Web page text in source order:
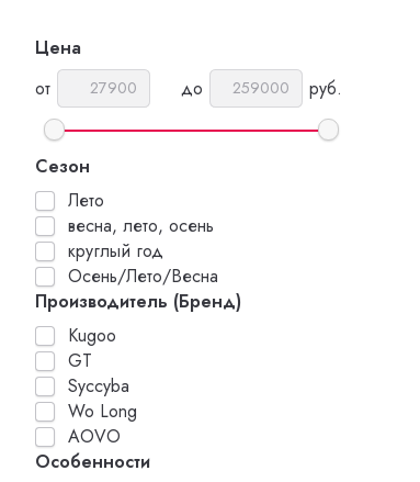
Цена
от
до руб.
Сезон
Лето
весна, лето, осень
круглый год
Осень/Лето/Весна
Производитель (Бренд)
Kugoo
GT
Syccyba
Wo Long
AOVO
Особенности